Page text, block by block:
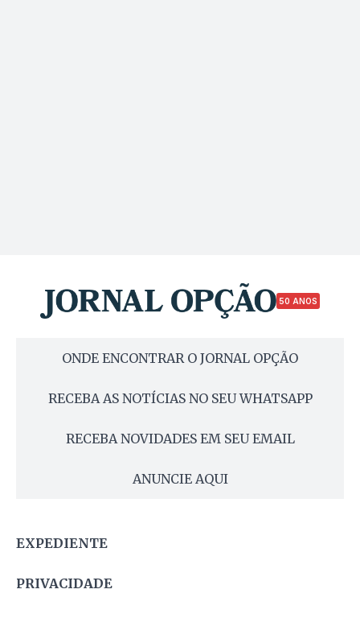
50 ANOS
ONDE ENCONTRAR O JORNAL OPÇÃO
RECEBA AS NOTÍCIAS NO SEU WHATSAPP
RECEBA NOVIDADES EM SEU EMAIL
ANUNCIE AQUI
EXPEDIENTE
PRIVACIDADE